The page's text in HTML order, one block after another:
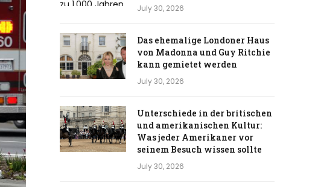
July 30, 2026
Das ehemalige Londoner Haus
von Madonna und Guy Ritchie
kann gemietet werden
July 30, 2026
Unterschiede in der britischen
und amerikanischen Kultur:
Was jeder Amerikaner vor
seinem Besuch wissen sollte
July 30, 2026